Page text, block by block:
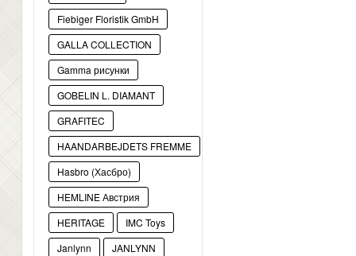
Fiebiger Floristik GmbH
GALLA COLLECTION
Gamma рисунки
GOBELIN L. DIAMANT
GRAFITEC
HAANDARBEJDETS FREMME
Hasbro (Хасбро)
HEMLINE Австрия
HERITAGE
IMC Toys
Janlynn
JANLYNN